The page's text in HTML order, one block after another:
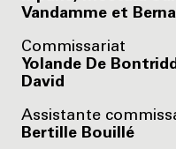
Vandamme et
Commissariat
Yolande De
David
Assistante
Bertille Bouillé